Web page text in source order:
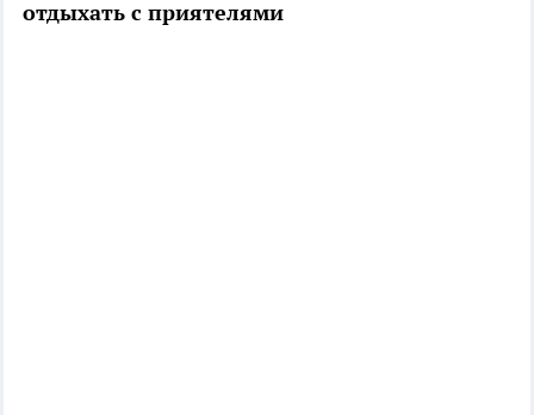
отдыхать с приятелями